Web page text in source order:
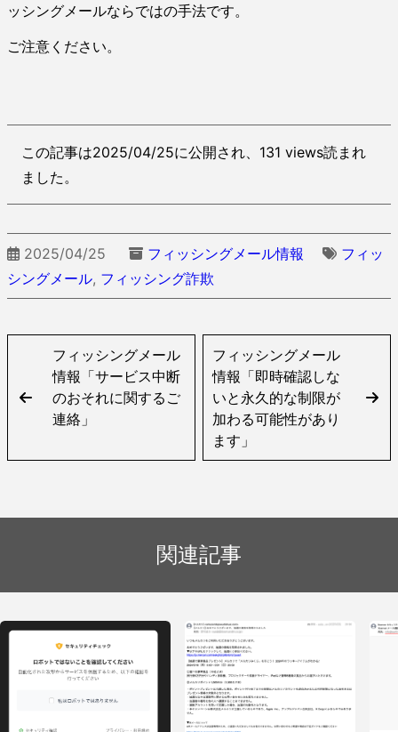
ッシングメールならではの手法です。
ご注意ください。
この記事は2025/04/25に公開され、131 views読まれ
ました。
2025/04/25 フィッシングメール情報
フィッ
シングメール, フィッシング詐欺
フィッシングメール
情報「サービス中断
のおそれに関するご
連絡」
フィッシングメール
情報「即時確認しな
いと永久的な制限が
加わる可能性があり
ます」
関連記事